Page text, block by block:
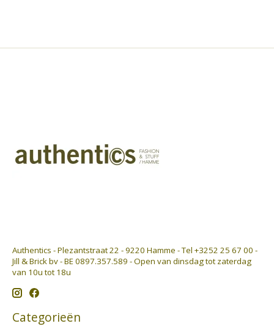
Authentics - Plezantstraat 22 - 9220 Hamme - Tel +3252 25 67 00 -
Jill & Brick bv - BE 0897.357.589 - Open van dinsdag tot zaterdag
van 10u tot 18u
Categorieën